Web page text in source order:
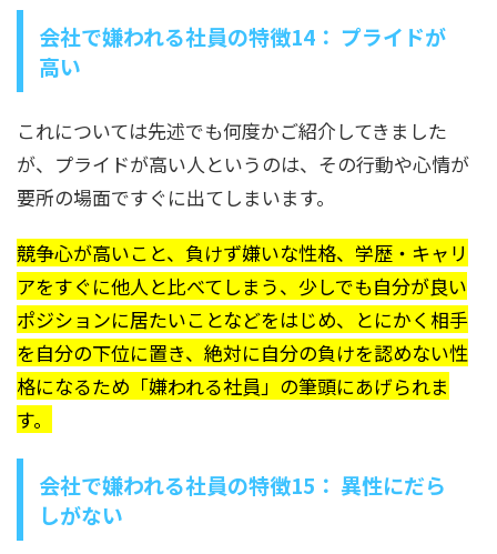
会社で嫌われる社員の特徴14： プライドが
高い
これについては先述でも何度かご紹介してきました
が、プライドが高い人というのは、その行動や心情が
要所の場面ですぐに出てしまいます。
競争心が高いこと、負けず嫌いな性格、学歴・キャリ
アをすぐに他人と比べてしまう、少しでも自分が良い
ポジションに居たいことなどをはじめ、とにかく相手
を自分の下位に置き、絶対に自分の負けを認めない性
格になるため「嫌われる社員」の筆頭にあげられま
す。
会社で嫌われる社員の特徴15： 異性にだら
しがない